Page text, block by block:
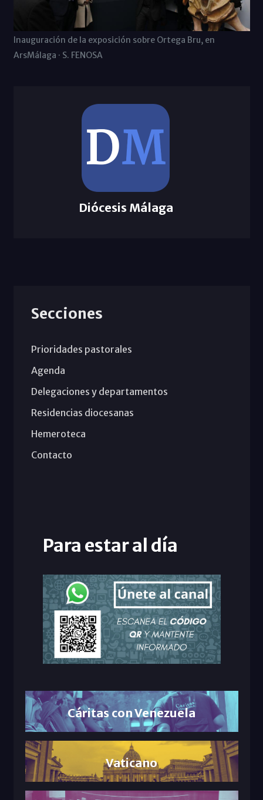
Inauguración de la exposición sobre Ortega Bru, en
ArsMálaga · S. FENOSA
Diócesis Málaga
Secciones
Prioridades pastorales
Agenda
Delegaciones y departamentos
Residencias diocesanas
Hemeroteca
Contacto
Para estar al día
Cáritas con Venezuela
Vaticano